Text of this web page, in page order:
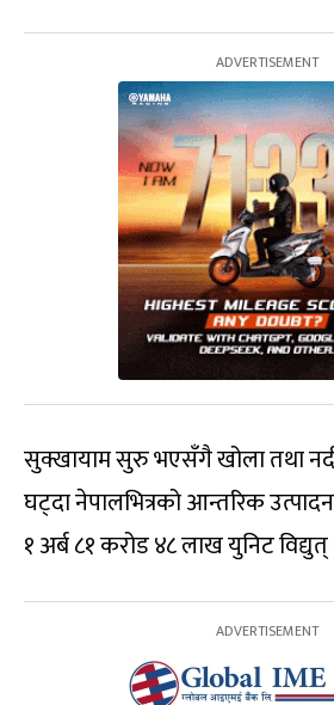
सुक्खायाम सुरु भएसँगै खोला तथा
घट्दा नेपालभित्रको आन्तरिक
१ अर्ब ८१ करोड ४८ लाख युनिट